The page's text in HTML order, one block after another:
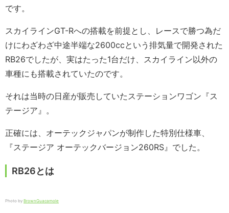
です。
スカイラインGT-Rへの搭載を前提とし、レースで勝つ為だ
けにわざわざ中途半端な2600ccという排気量で開発された
RB26でしたが、実はたった1台だけ、スカイライン以外の
車種にも搭載されていたのです。
それは当時の日産が販売していたステーションワゴン『ス
テージア』。
正確には、オーテックジャパンが制作した特別仕様車、
『ステージア オーテックバージョン260RS』でした。
RB26とは
Photo by BrownGuacamole